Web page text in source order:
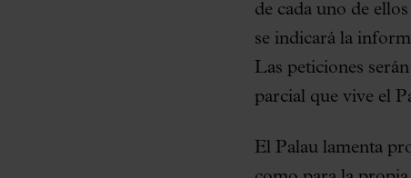
de cada uno de
se indicará la
Las peticiones
parcial que vive el
El Palau lamenta